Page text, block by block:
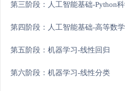
第五阶段：机器学习-线性回归
第六阶段：机器学习-线性分类